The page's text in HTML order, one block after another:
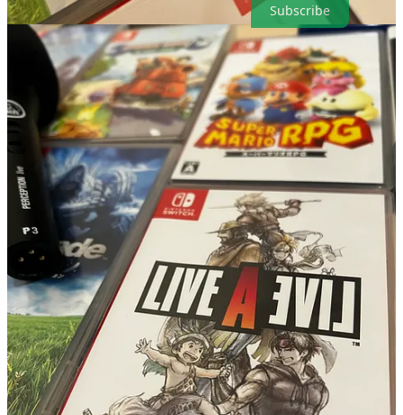
Subscribe
Share
Discussion about this post
Comments Restacks
Alex Praedone
Mar 3, 2024
Liked by Thierry Falcoz
Bonjour Thierry,